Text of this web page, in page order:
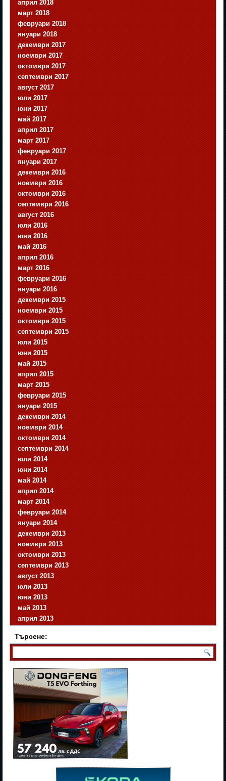
април 2018
март 2018
февруари 2018
януари 2018
декември 2017
ноември 2017
октомври 2017
септември 2017
август 2017
юли 2017
юни 2017
май 2017
април 2017
март 2017
февруари 2017
януари 2017
декември 2016
ноември 2016
октомври 2016
септември 2016
август 2016
юли 2016
юни 2016
май 2016
април 2016
март 2016
февруари 2016
януари 2016
декември 2015
ноември 2015
октомври 2015
септември 2015
юли 2015
юни 2015
май 2015
април 2015
март 2015
февруари 2015
януари 2015
декември 2014
ноември 2014
октомври 2014
септември 2014
юли 2014
юни 2014
май 2014
април 2014
март 2014
февруари 2014
януари 2014
декември 2013
ноември 2013
октомври 2013
септември 2013
август 2013
юли 2013
юни 2013
май 2013
април 2013
Търсене: